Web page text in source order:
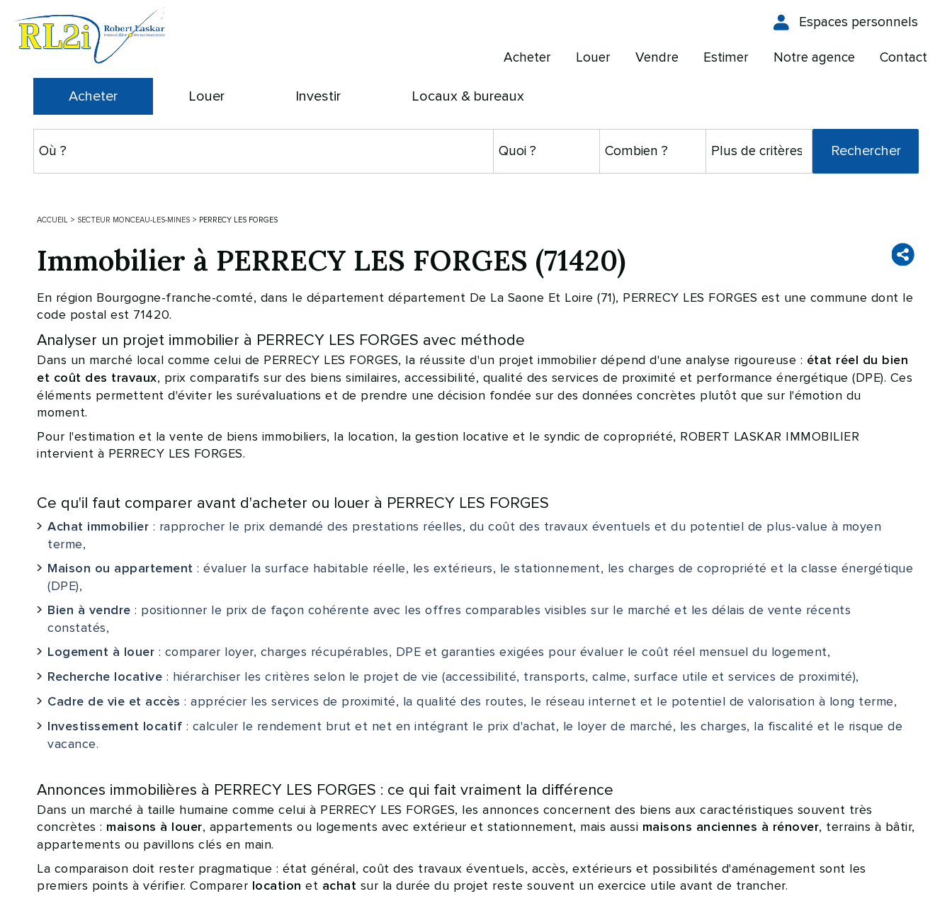
Espaces personnels
Acheter Louer Vendre Estimer Notre agence Contact
Acheter Louer Investir Locaux & bureaux
ACCUEIL > SECTEUR MONCEAU-LES-MINES > PERRECY LES FORGES
Immobilier à PERRECY LES FORGES (71420)
En région Bourgogne-franche-comté, dans le département département De La Saone Et Loire (71), PERRECY LES FORGES est une commune dont le
code postal est 71420.
Analyser un projet immobilier à PERRECY LES FORGES avec méthode
Dans un marché local comme celui de PERRECY LES FORGES, la réussite d'un projet immobilier dépend d'une analyse rigoureuse : état réel du bien
et coût des travaux, prix comparatifs sur des biens similaires, accessibilité, qualité des services de proximité et performance énergétique (DPE). Ces
éléments permettent d'éviter les surévaluations et de prendre une décision fondée sur des données concrètes plutôt que sur l'émotion du
moment.
Pour l'estimation et la vente de biens immobiliers, la location, la gestion locative et le syndic de copropriété, ROBERT LASKAR IMMOBILIER
intervient à PERRECY LES FORGES.
Ce qu'il faut comparer avant d'acheter ou louer à PERRECY LES FORGES
Achat immobilier : rapprocher le prix demandé des prestations réelles, du coût des travaux éventuels et du potentiel de plus-value à moyen
terme,
Maison ou appartement : évaluer la surface habitable réelle, les extérieurs, le stationnement, les charges de copropriété et la classe énergétique
(DPE),
Bien à vendre : positionner le prix de façon cohérente avec les offres comparables visibles sur le marché et les délais de vente récents
constatés,
Logement à louer : comparer loyer, charges récupérables, DPE et garanties exigées pour évaluer le coût réel mensuel du logement,
Recherche locative : hiérarchiser les critères selon le projet de vie (accessibilité, transports, calme, surface utile et services de proximité),
Cadre de vie et accès : apprécier les services de proximité, la qualité des routes, le réseau internet et le potentiel de valorisation à long terme,
Investissement locatif : calculer le rendement brut et net en intégrant le prix d'achat, le loyer de marché, les charges, la fiscalité et le risque de
vacance.
Annonces immobilières à PERRECY LES FORGES : ce qui fait vraiment la différence
Dans un marché à taille humaine comme celui à PERRECY LES FORGES, les annonces concernent des biens aux caractéristiques souvent très
concrètes : maisons à louer, appartements ou logements avec extérieur et stationnement, mais aussi maisons anciennes à rénover, terrains à bâtir,
appartements ou pavillons clés en main.
La comparaison doit rester pragmatique : état général, coût des travaux éventuels, accès, extérieurs et possibilités d'aménagement sont les
premiers points à vérifier. Comparer
location et achat sur la durée du projet reste souvent un exercice utile avant de trancher.